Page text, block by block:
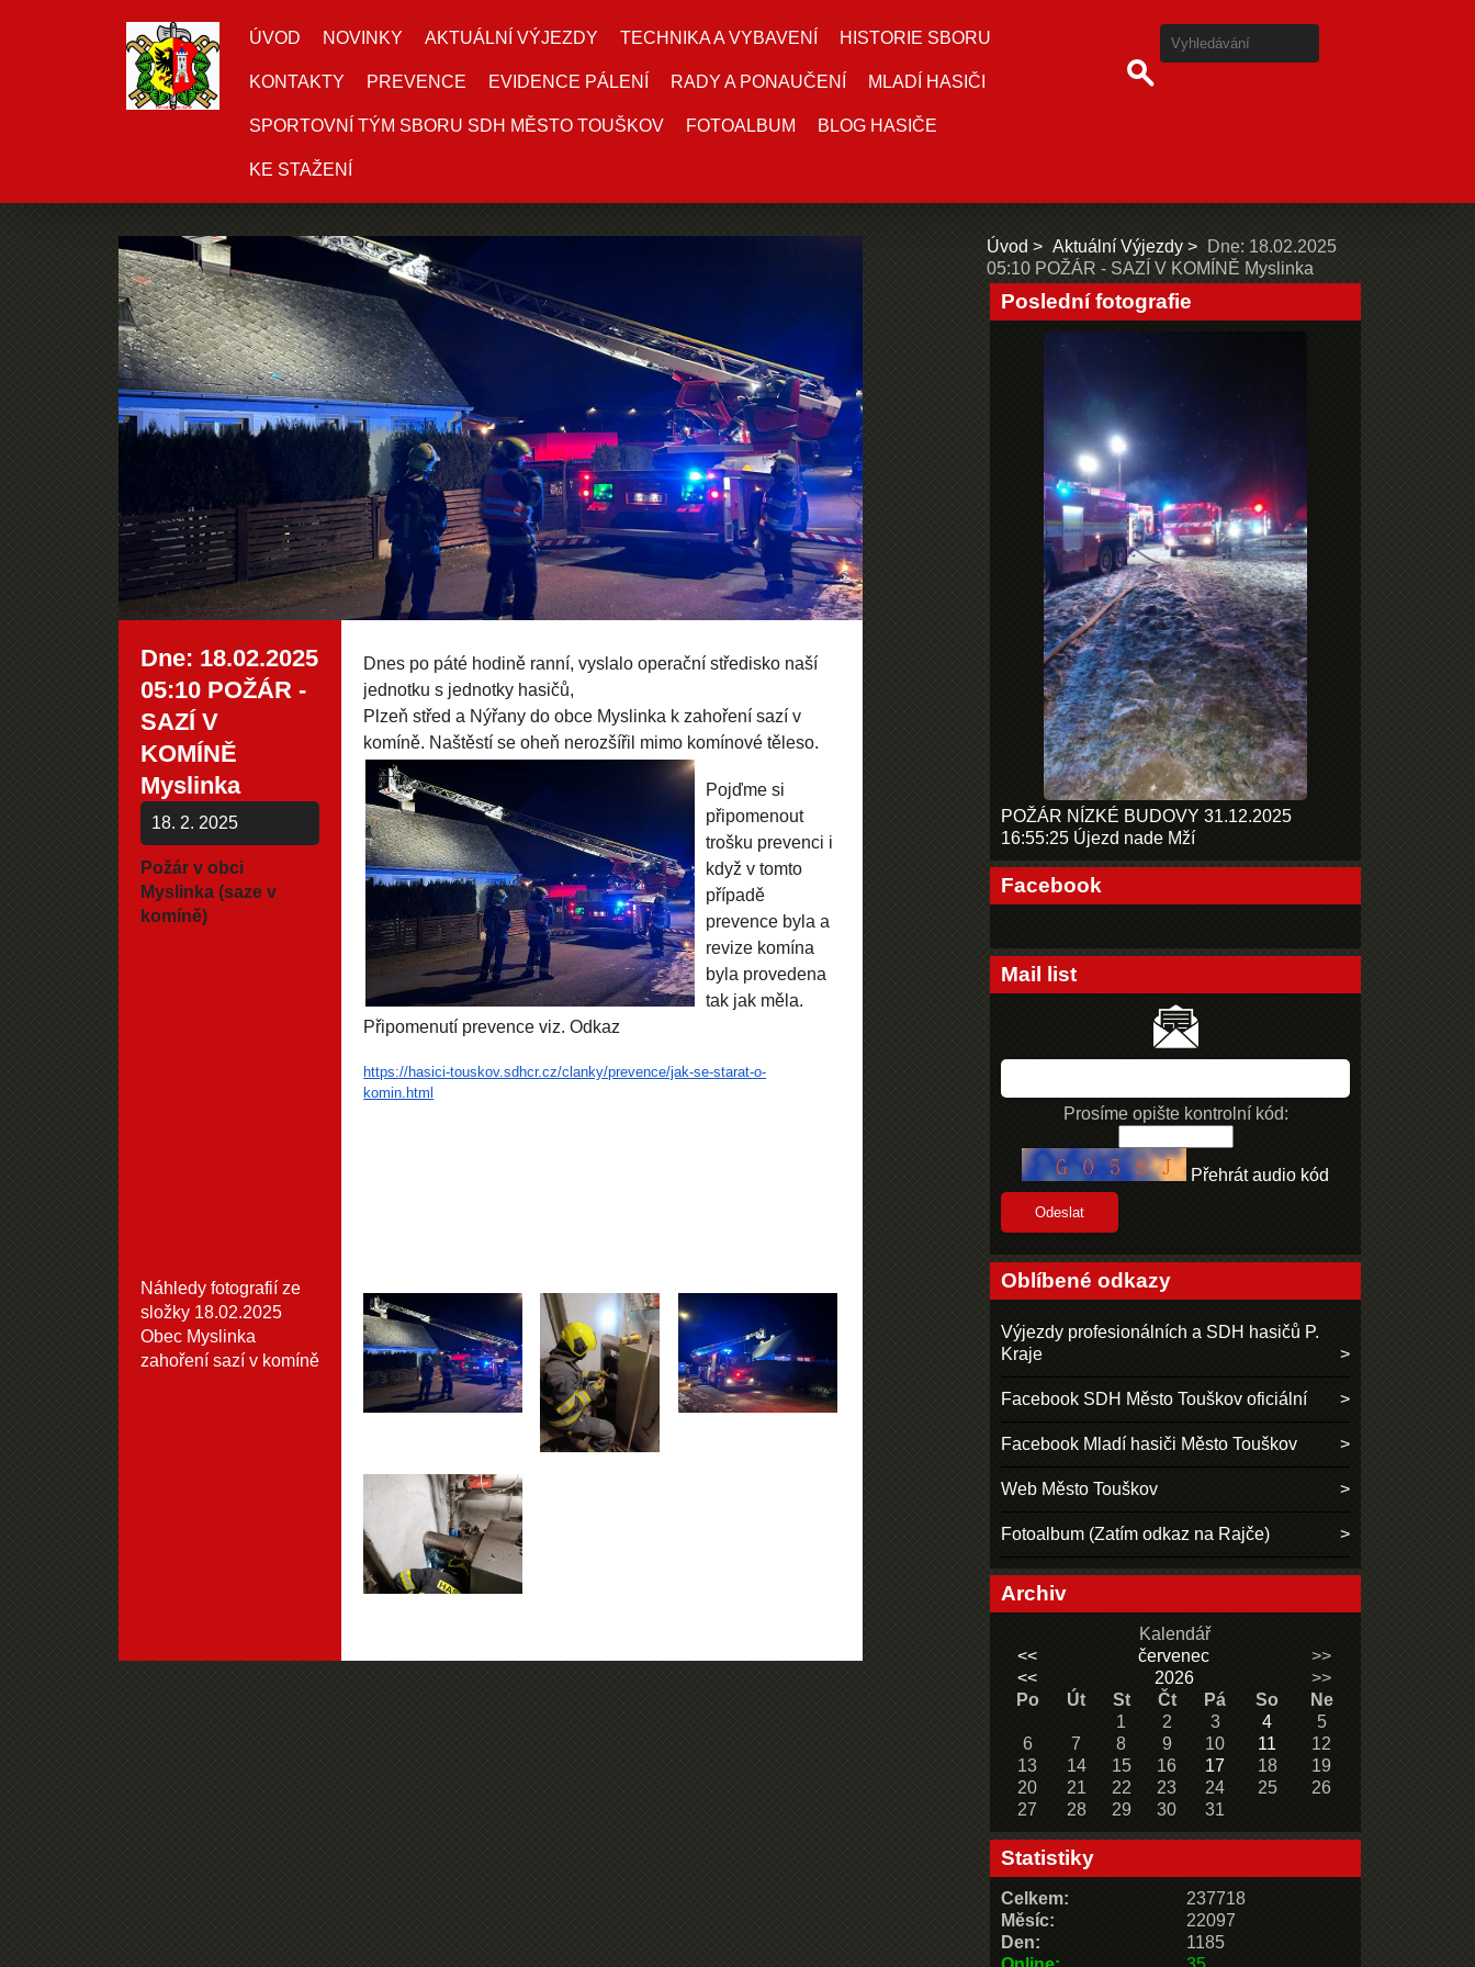
ÚVOD NOVINKY AKTUÁLNÍ VÝJEZDY TECHNIKA A VYBAVENÍ HISTORIE SBORU
KONTAKTY PREVENCE EVIDENCE PÁLENÍ RADY A PONAUČENÍ MLADÍ HASIČI
SPORTOVNÍ TÝM SBORU SDH MĚSTO TOUŠKOV FOTOALBUM BLOG HASIČE
KE STAŽENÍ
Dne: 18.02.2025
05:10 POŽÁR -
SAZÍ V
KOMÍNĚ
Myslinka
18. 2. 2025
Požár v obci
Myslinka (saze v
komíně)
Dnes po páté hodině ranní, vyslalo operační středisko naší
jednotku s jednotky hasičů,
Plzeň střed a Nýřany do obce Myslinka k zahoření sazí v
komíně. Naštěstí se oheň nerozšířil mimo komínové těleso.
Pojďme si
připomenout
trošku prevenci i
když v tomto
případě
prevence byla a
revize komína
byla provedena
tak jak měla.
Připomenutí prevence viz. Odkaz
https://hasici-touskov.sdhcr.cz/clanky/prevence/jak-se-starat-o-
komin.html
Náhledy fotografií ze
složky 18.02.2025
Obec Myslinka
zahoření sazí v komíně
Úvod Aktuální Výjezdy
Dne: 18.02.2025
05:10 POŽÁR - SAZÍ V KOMÍNĚ Myslinka
Poslední fotografie
POŽÁR NÍZKÉ BUDOVY 31.12.2025
16:55:25 Újezd nade Mží
Facebook
Mail list
Prosíme opište kontrolní kód:
Přehrát audio kód
Oblíbené odkazy
Výjezdy profesionálních a SDH hasičů P.
Kraje
Facebook SDH Město Touškov oficiální
Facebook Mladí hasiči Město Touškov
Web Město Touškov
Fotoalbum (Zatím odkaz na Rajče)
Archiv
Kalendář
<<
červenec
>>
<<
2026
>>
Po
Út St Čt Pá So
Ne
1
2 3 4
5
6
7 8 9 10 11
12
13
14 15 16 17 18
19
20
21 22 23 24 25
26
27
28 29 30 31
Statistiky
Celkem:
237718
Měsíc:
22097
Den:
1185